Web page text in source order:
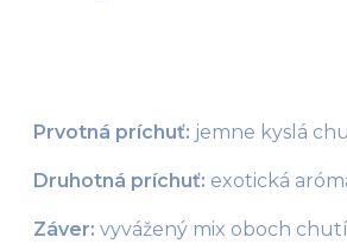
Prvotná príchuť: jemne kyslá
Druhotná príchuť: exotická
Záver: vyvážený mix oboch chutí